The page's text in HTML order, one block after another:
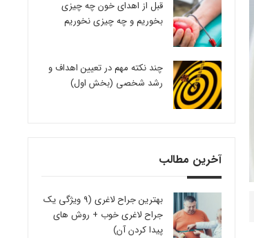
قبل از اهدای خون چه چیزی
بخوریم و چه چیزی نخوریم
چند نکته مهم در تعیین اهداف و
رشد شخصی (بخش اول)
آخرین مطالب
بهترین جراح لاغری (9 ویژگی یک
جراح لاغری خوب + روش های
پیدا کردن آن)